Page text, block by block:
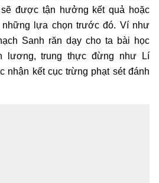
được tận hưởng kết quả hoặc
lựa chọn trước đó. Ví như
Sanh răn dạy cho ta bài học
lương, trung thực đừng như Lí
nhận kết cục trừng phạt sét đánh